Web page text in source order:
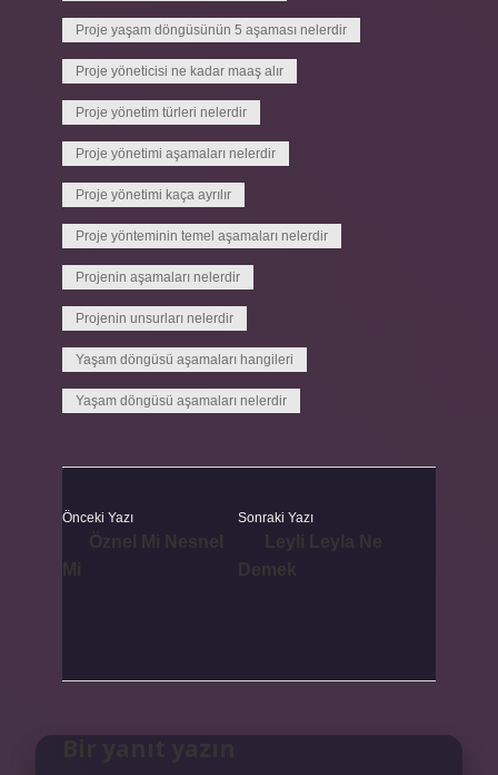
Proje yaşam döngüsünün 5 aşaması nelerdir
Proje yöneticisi ne kadar maaş alır
Proje yönetim türleri nelerdir
Proje yönetimi aşamaları nelerdir
Proje yönetimi kaça ayrılır
Proje yönteminin temel aşamaları nelerdir
Projenin aşamaları nelerdir
Projenin unsurları nelerdir
Yaşam döngüsü aşamaları hangileri
Yaşam döngüsü aşamaları nelerdir
Önceki Yazı Sonraki Yazı